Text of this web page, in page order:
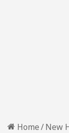
Home/New